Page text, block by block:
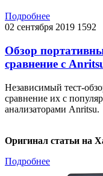
Подробнее
02 сентября 2019 1592
Обзор
сравнение с
Независимый тест-
сравнение их с
анализаторами Anritsu.
Оригинал статьи на
Подробнее